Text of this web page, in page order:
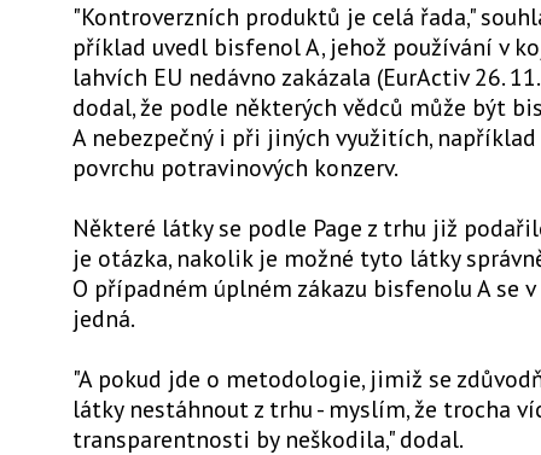
"Kontroverzních produktů je celá řada,"
příklad uvedl bisfenol A, jehož používání v
lahvích EU nedávno zakázala (EurActiv 26.
dodal, že podle některých vědců může být
A nebezpečný i při jiných využitích,
povrchu potravinových konzerv.
Některé látky se podle Page z trhu již
je otázka, nakolik je možné tyto látky
O případném úplném zákazu bisfenolu A se
jedná.
"A pokud jde o metodologie, jimiž se
látky nestáhnout z trhu - myslím, že trocha
transparentnosti by neškodila," dodal.